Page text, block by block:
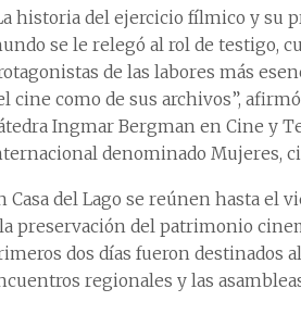
historia del ejercicio fílmico y su
se le relegó al rol de testigo,
de las labores más
cine como de sus archivos”,
Ingmar Bergman en Cine y
denominado Mujeres,
Casa del Lago se reúnen hasta el
preservación del patrimonio
dos días fueron destinados
regionales y las